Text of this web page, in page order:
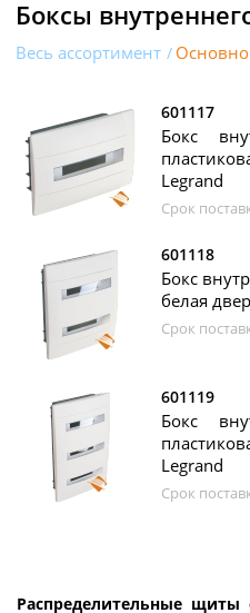
Боксы
Весь ассортимент
601117
Бокс
Legrand
Срок
601118
Бокс
белая
Срок
601119
Бокс
Legrand
Срок
Распределительные щиты